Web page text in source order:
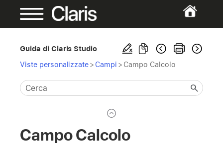
Guida di Claris Studio
Viste personalizzate> Campi > Campo Calcolo
Campo Calcolo